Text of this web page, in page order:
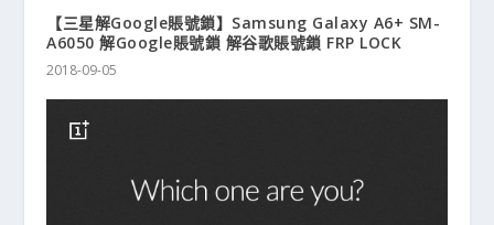
【三星解Google賬號鎖】Samsung Galaxy A6+ SM-
A6050 解Google賬號鎖 解谷歌賬號鎖 FRP LOCK
2018-09-05